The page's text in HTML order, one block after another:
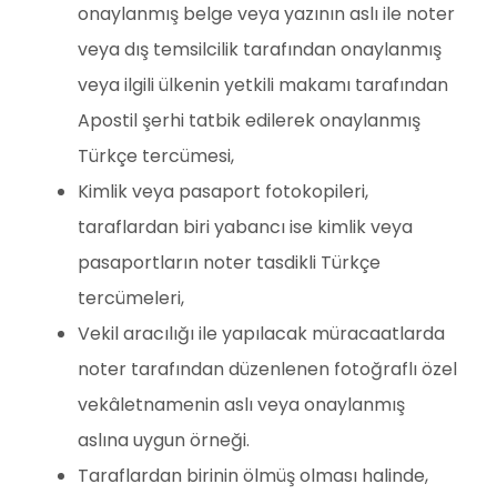
onaylanmış belge veya yazının aslı ile noter
veya dış temsilcilik tarafından onaylanmış
veya ilgili ülkenin yetkili makamı tarafından
Apostil şerhi tatbik edilerek onaylanmış
Türkçe tercümesi,
Kimlik veya pasaport fotokopileri,
taraflardan biri yabancı ise kimlik veya
pasaportların noter tasdikli Türkçe
tercümeleri,
Vekil aracılığı ile yapılacak müracaatlarda
noter tarafından düzenlenen fotoğraflı özel
vekâletnamenin aslı veya onaylanmış
aslına uygun örneği.
Taraflardan birinin ölmüş olması halinde,